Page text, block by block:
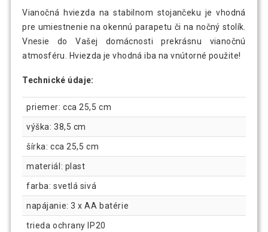
Vianočná hviezda na stabilnom stojančeku je vhodná
pre umiestnenie na okennú parapetu či na nočný stolík.
Vnesie do Vašej domácnosti prekrásnu vianočnú
atmosféru. Hviezda je vhodná iba na vnútorné použite!
Technické údaje:
priemer: cca 25,5 cm
výška: 38,5 cm
šírka: cca 25,5 cm
materiál: plast
farba: svetlá sivá
napájanie: 3 x AA batérie
trieda ochrany IP20